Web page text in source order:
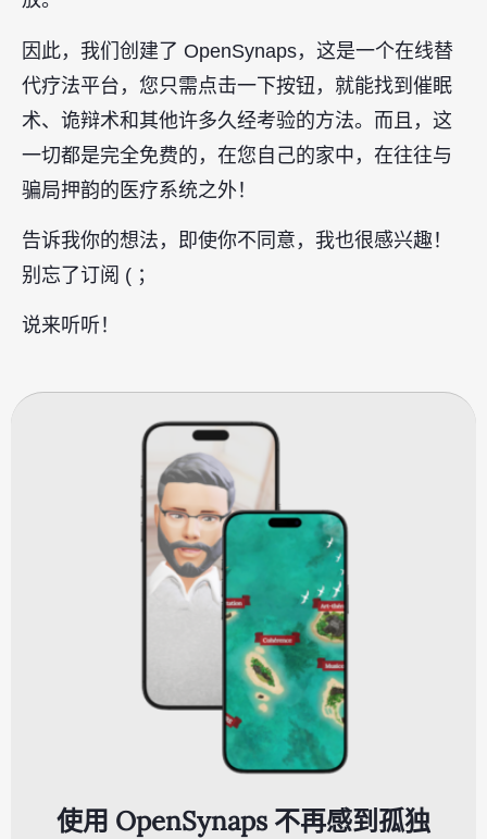
因此，我们创建了 OpenSynaps，这是一个在线替
代疗法平台，您只需点击一下按钮，就能找到催眠
术、诡辩术和其他许多久经考验的方法。而且，这
一切都是完全免费的，在您自己的家中，在往往与
骗局押韵的医疗系统之外！
告诉我你的想法，即使你不同意，我也很感兴趣！
别忘了订阅 ( ；
说来听听！
使用 OpenSynaps 不再感到孤独